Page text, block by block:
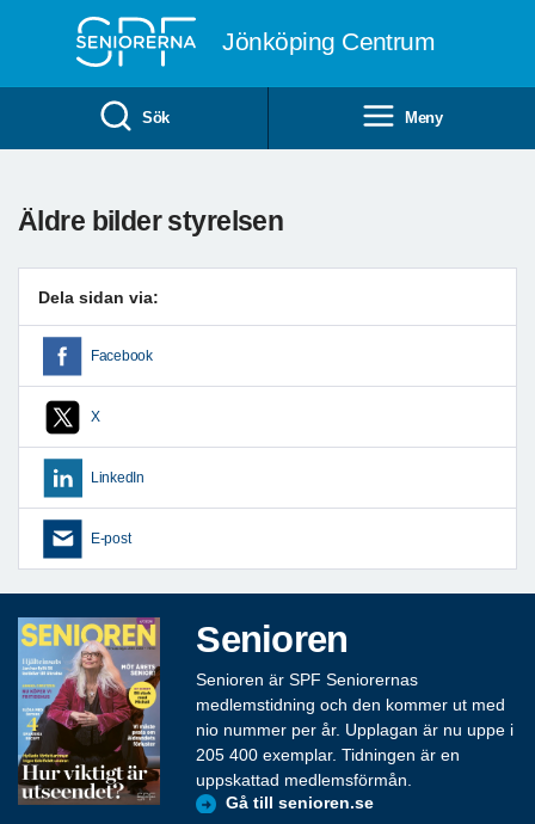
Jönköping Centrum
Sök Meny
Äldre bilder styrelsen
Dela sidan via:
Facebook
X
LinkedIn
E-post
Senioren
Senioren är SPF Seniorernas
medlemstidning och den kommer ut med
nio nummer per år. Upplagan är nu uppe i
205 400 exemplar. Tidningen är en
uppskattad medlemsförmån.
Gå till senioren.se